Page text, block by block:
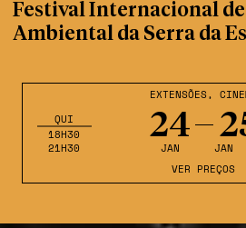
EXTENSÕES,
24
JAN JAN
QUI
18H30
21H30
VER PREÇOS
Festival Internacional
Ambiental da Serra da